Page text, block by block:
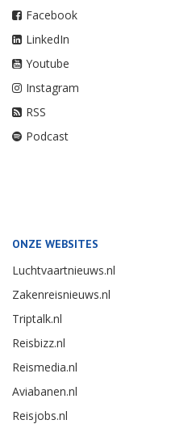
Facebook
LinkedIn
Youtube
Instagram
RSS
Podcast
ONZE WEBSITES
Luchtvaartnieuws.nl
Zakenreisnieuws.nl
Triptalk.nl
Reisbizz.nl
Reismedia.nl
Aviabanen.nl
Reisjobs.nl